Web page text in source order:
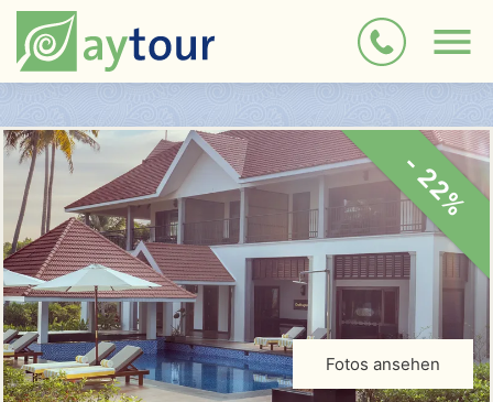
Fotos ansehen
- 22%